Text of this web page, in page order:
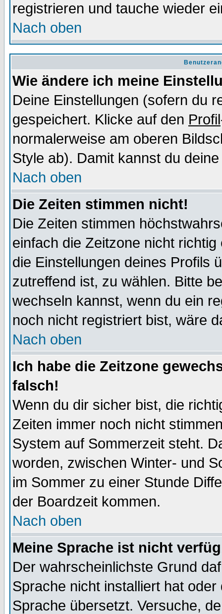
registrieren und tauche wieder
Nach oben
Wie ändere ich meine
Deine Einstellungen (sofern du
gespeichert. Klicke auf den Profil
normalerweise am oberen
Style ab). Damit kannst du
Nach oben
Die Zeiten stimmen nicht!
Die Zeiten stimmen
einfach die Zeitzone nicht
die Einstellungen deines Profils
zutreffend ist, zu wählen. Bitte
wechseln kannst, wenn du ein
noch nicht registriert bist, wäre
Nach oben
Ich habe die Zeitzone
falsch!
Wenn du dir sicher bist, die
Zeiten immer noch nicht
System auf Sommerzeit steht.
worden, zwischen Winter- und
im Sommer zu einer Stunde
der Boardzeit kommen.
Nach oben
Meine Sprache ist nicht
Der wahrscheinlichste Grund
Sprache nicht installiert hat
Sprache übersetzt. Versuche,